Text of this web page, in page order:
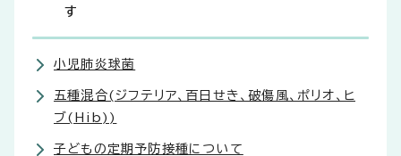
す
小児肺炎球菌
五種混合(ジフテリア、百日せき、破傷風、ポリオ、ヒ
ブ(Hib))
子どもの定期予防接種について